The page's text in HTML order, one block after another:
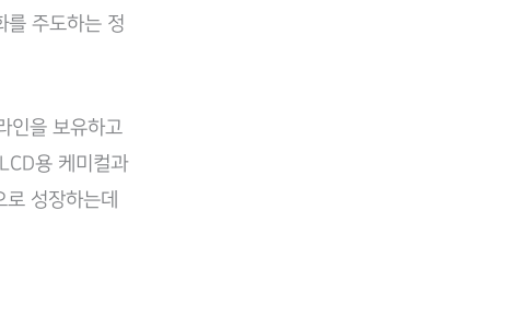
를 주도하는 정
인을 보유하고
용 케미컬과
성장하는데